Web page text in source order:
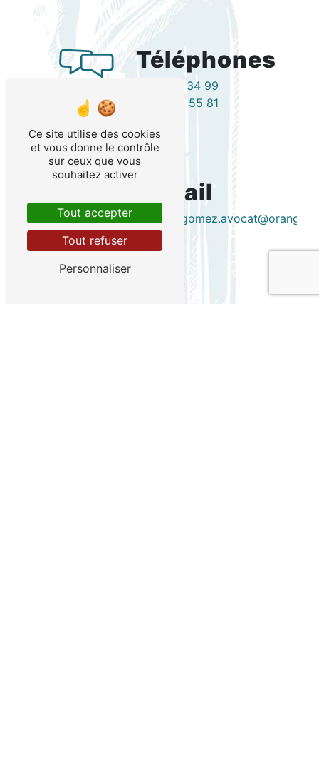
Téléphones
04 76 15 34 99
04 76 40 55 81
E-mail
v.garcia.gomez.avocat@orange.fr
Ce site utilise des cookies
et vous donne le contrôle
sur ceux que vous
souhaitez activer
Tout accepter
Tout refuser
Personnaliser